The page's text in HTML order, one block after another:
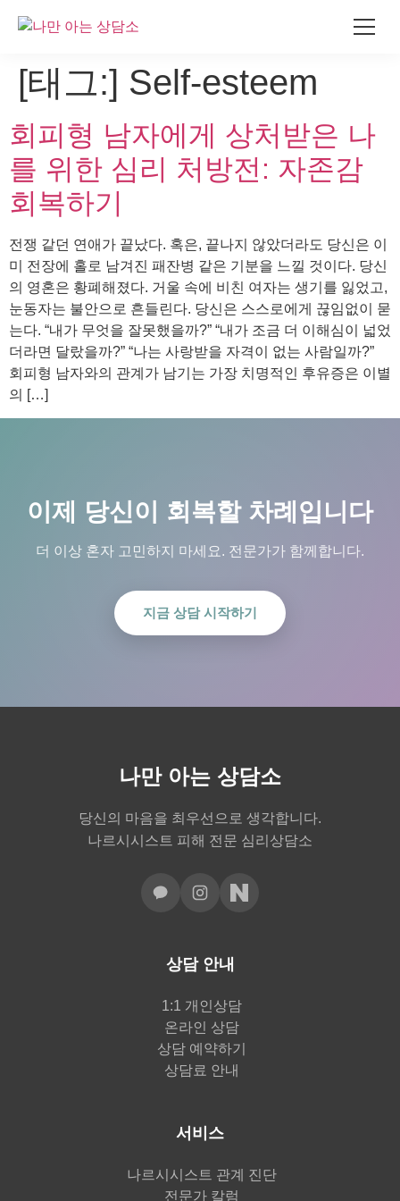
로
건
너
기
[태그:] Self-esteem
회피형 남자에게 상처받은 나
를 위한 심리 처방전: 자존감
회복하기
전쟁 같던 연애가 끝났다. 혹은, 끝나지 않았더라도 당신은 이
미 전장에 홀로 남겨진 패잔병 같은 기분을 느낄 것이다. 당신
의 영혼은 황폐해졌다. 거울 속에 비친 여자는 생기를 잃었고,
눈동자는 불안으로 흔들린다. 당신은 스스로에게 끊임없이 묻
는다. “내가 무엇을 잘못했을까?” “내가 조금 더 이해심이 넓었
더라면 달랐을까?” “나는 사랑받을 자격이 없는 사람일까?”
회피형 남자와의 관계가 남기는 가장 치명적인 후유증은 이별
의 […]
이제 당신이 회복할 차례입니다
더 이상 혼자 고민하지 마세요. 전문가가 함께합니다.
지금 상담 시작하기
나만 아는 상담소
당신의 마음을 최우선으로 생각합니다.
나르시시스트 피해 전문 심리상담소
상담 안내
1:1 개인상담
온라인 상담
상담 예약하기
상담료 안내
서비스
나르시시스트 관계 진단
전문가 칼럼